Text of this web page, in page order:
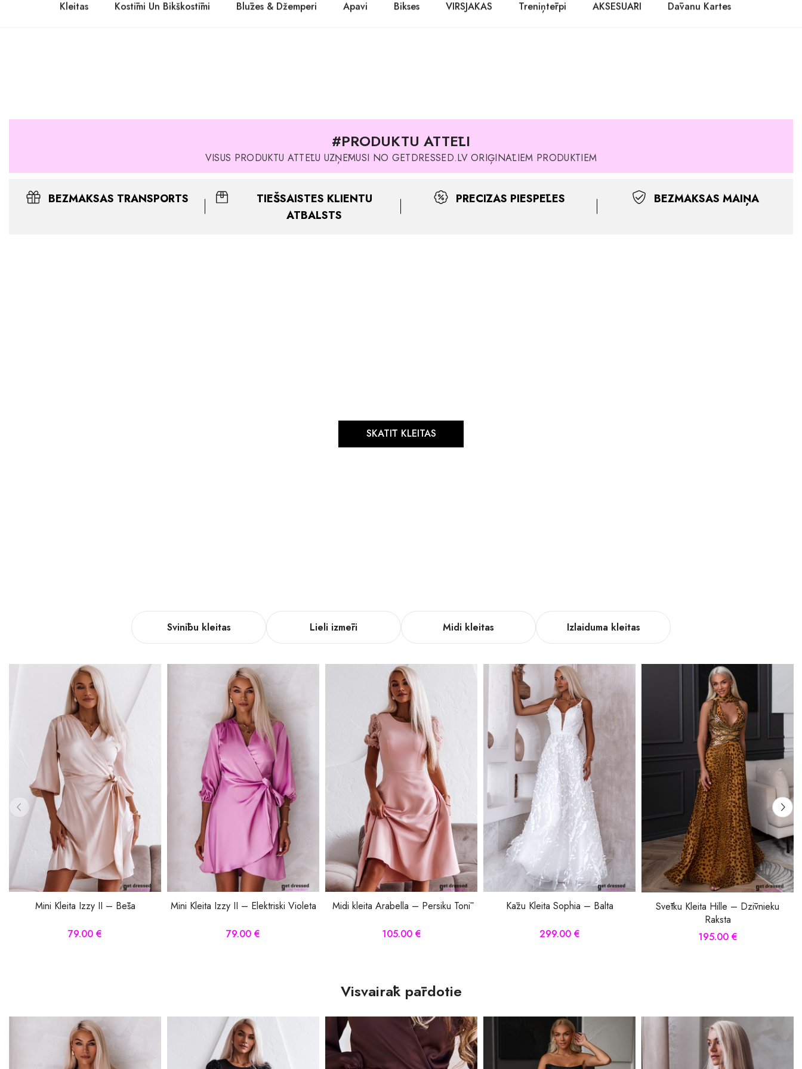
PASŪTĪT TŪLĪT! Prece tiks piegādāta 1-3 dienu laikā.
Kleitas Kostīmi Un Bikškostīmi Blūzes & Džemperi Apavi Bikses VIRSJAKAS Treniņtērpi AKSESUĀRI Dāvanu Kartes
#PRODUKTU ATTĒLI
VISUS PRODUKTU ATTĒLU UZŅĒMUSI NO GETDRESSED.LV ORIĢINĀLIEM PRODUKTIEM
BEZMAKSAS TRANSPORTS
TIEŠSAISTES KLIENTU
ATBALSTS
PRECĪZAS PIESPĒLES BEZMAKSAS MAIŅA
SKATĪT KLEITAS
Svinību kleitas Lieli izmēri Midi kleitas Izlaiduma kleitas
Mini Kleita Izzy II – Bēša
79.00 €
Mini Kleita Izzy II – Elektriski Violeta
79.00 €
Midi kleita Arabella – Persiku Tonī
105.00 €
Kāzu Kleita Sophia – Balta
299.00 €
Svētku Kleita Hille – Dzīvnieku
Raksta
195.00 €
Visvairāk pārdotie